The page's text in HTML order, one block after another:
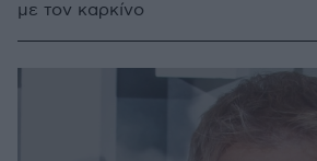
με τον καρκίνο